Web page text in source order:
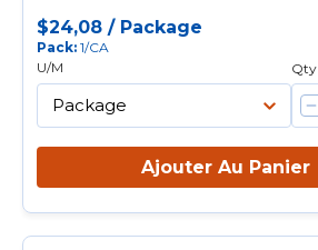
$24,08 / Package
Pack: 1/CA
U/M
Qty
Ajouter Au Panier